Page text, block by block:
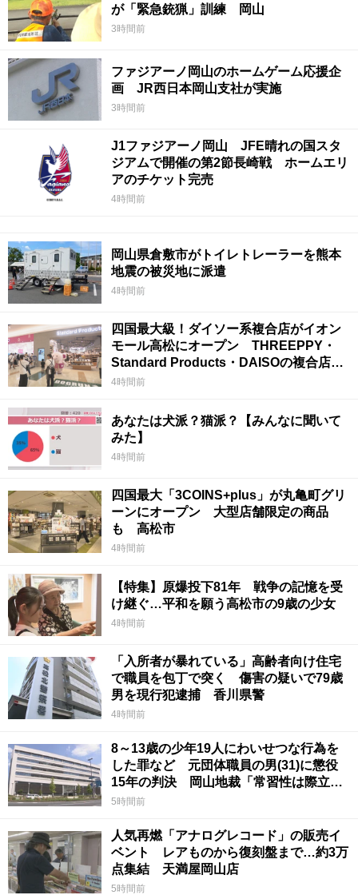
が「緊急銃猟」訓練 岡山
3時間前
ファジアーノ岡山のホームゲーム応援企
画 JR西日本岡山支社が実施
3時間前
J1ファジアーノ岡山 JFE晴れの国スタ
ジアムで開催の第2節長崎戦 ホームエリ
アのチケット完売
4時間前
岡山県倉敷市がトイレトレーラーを熊本
地震の被災地に派遣
4時間前
四国最大級！ダイソー系複合店がイオン
モール高松にオープン THREEPPY・
Standard Products・DAISOの複合店は
香川県初
4時間前
あなたは犬派？猫派？【みんなに聞いて
みた】
4時間前
四国最大「3COINS+plus」が丸亀町グリ
ーンにオープン 大型店舗限定の商品
も 高松市
4時間前
【特集】原爆投下81年 戦争の記憶を受
け継ぐ…平和を願う高松市の9歳の少女
4時間前
「入所者が暴れている」高齢者向け住宅
で職員を包丁で突く 傷害の疑いで79歳
男を現行犯逮捕 香川県警
4時間前
8～13歳の少年19人にわいせつな行為を
した罪など 元団体職員の男(31)に懲役
15年の判決 岡山地裁「常習性は際立っ
ていて被害結果も非常に重い」
5時間前
人気再燃「アナログレコード」の販売イ
ベント レアものから復刻盤まで…約3万
点集結 天満屋岡山店
5時間前